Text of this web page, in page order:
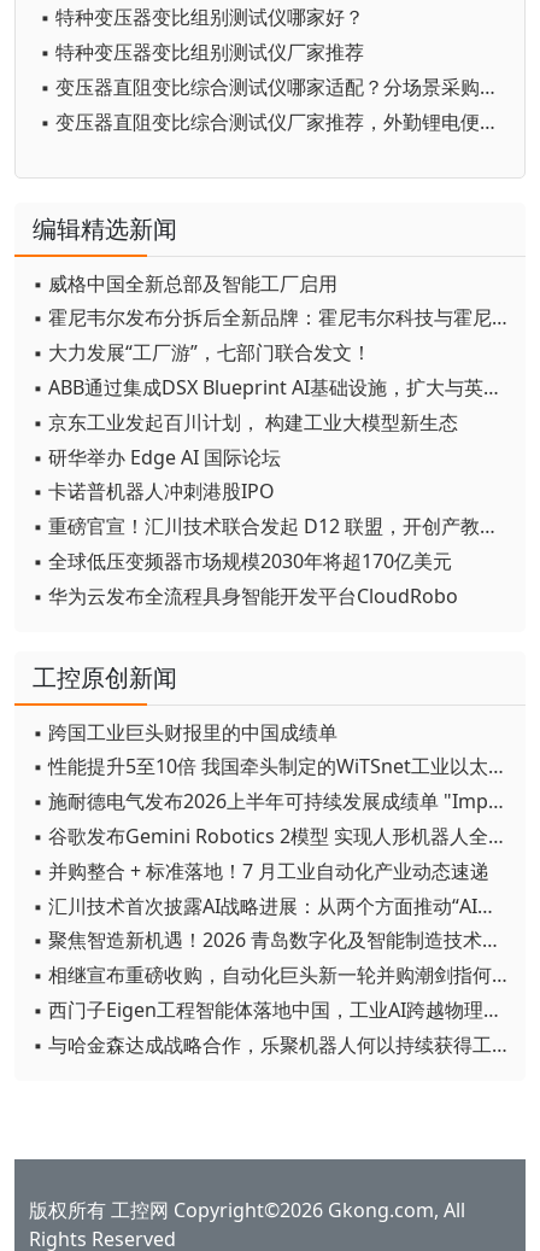
▪ 特种变压器变比组别测试仪哪家好？
▪ 特种变压器变比组别测试仪厂家推荐
▪ 变压器直阻变比综合测试仪哪家适配？分场景采购指南，运维、检测、变压器厂厂家解析
▪ 变压器直阻变比综合测试仪厂家推荐，外勤锂电便携机型野外工况适配解读
编辑精选新闻
▪ 威格中国全新总部及智能工厂启用
▪ 霍尼韦尔发布分拆后全新品牌：霍尼韦尔科技与霍尼韦尔航空航天
▪ 大力发展“工厂游”，七部门联合发文！
▪ ABB通过集成DSX Blueprint AI基础设施，扩大与英伟达的合作
▪ 京东工业发起百川计划， 构建工业大模型新生态
▪ 研华举办 Edge AI 国际论坛
▪ 卡诺普机器人冲刺港股IPO
▪ 重磅官宣！汇川技术联合发起 D12 联盟，开创产教融合新范式
▪ 全球低压变频器市场规模2030年将超170亿美元
▪ 华为云发布全流程具身智能开发平台CloudRobo
工控原创新闻
▪ 跨国工业巨头财报里的中国成绩单
▪ 性能提升5至10倍 我国牵头制定的WiTSnet工业以太网国际标准正式发布
▪ 施耐德电气发布2026上半年可持续发展成绩单 "Impact 2030"路线图开局稳健
▪ 谷歌发布Gemini Robotics 2模型 实现人形机器人全身智能控制突破
▪ 并购整合 + 标准落地！7 月工业自动化产业动态速递
▪ 汇川技术首次披露AI战略进展：从两个方面推动“AI业务化”落地
▪ 聚焦智造新机遇！2026 青岛数字化及智能制造技术论坛圆满落幕
▪ 相继宣布重磅收购，自动化巨头新一轮并购潮剑指何方？
▪ 西门子Eigen工程智能体落地中国，工业AI跨越物理世界“确定性”拐点
▪ 与哈金森达成战略合作，乐聚机器人何以持续获得工业巨头青睐？
版权所有 工控网 Copyright©2026 Gkong.com, All
Rights Reserved